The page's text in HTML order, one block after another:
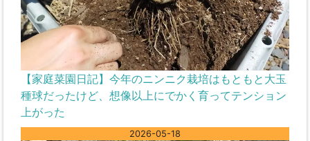
【家庭菜園日記】今年のニンニク栽培はもともと大玉
種球だったけど、想像以上にでかく育ってテンション
上がった
2026-05-18